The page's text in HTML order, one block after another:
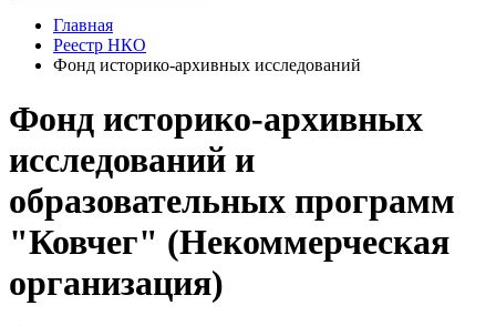
Главная
Реестр НКО
Фонд историко-архивных исследований
Фонд историко-архивных
исследований и
образовательных программ
"Ковчег" (Некоммерческая
организация)